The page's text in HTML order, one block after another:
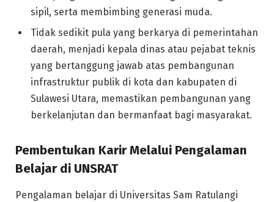
sipil, serta membimbing generasi muda.
Tidak sedikit pula yang berkarya di pemerintahan
daerah, menjadi kepala dinas atau pejabat teknis
yang bertanggung jawab atas pembangunan
infrastruktur publik di kota dan kabupaten di
Sulawesi Utara, memastikan pembangunan yang
berkelanjutan dan bermanfaat bagi masyarakat.
Pembentukan Karir Melalui Pengalaman
Belajar di UNSRAT
Pengalaman belajar di Universitas Sam Ratulangi